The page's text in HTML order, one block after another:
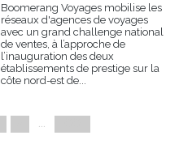
Boomerang Voyages mobilise les
réseaux d'agences de voyages
avec un grand challenge national
de ventes, à l’approche de
l’inauguration des deux
établissements de prestige sur la
côte nord-est de...
...